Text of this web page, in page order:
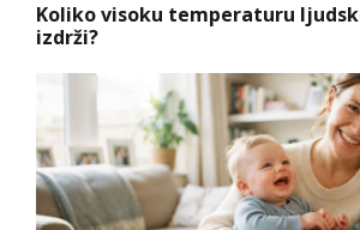
Koliko visoku temperaturu
izdrži?